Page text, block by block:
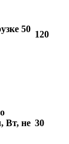
50
120
Вт, не 30